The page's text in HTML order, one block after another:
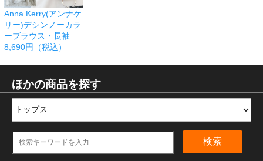
Anna Kerry(アンナケ
リー)デシンノーカラ
ーブラウス・長袖
8,690円（税込）
ほかの商品を探す
検索